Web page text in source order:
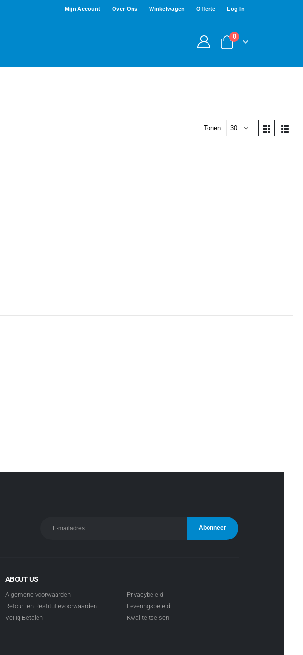
Mijn Account Over Ons Winkelwagen Offerte Log In
0
Tonen:
ABOUT US
Algemene voorwaarden
Retour- en Restitutievoorwaarden
Veilig Betalen
Privacybeleid
Leveringsbeleid
Kwaliteitseisen